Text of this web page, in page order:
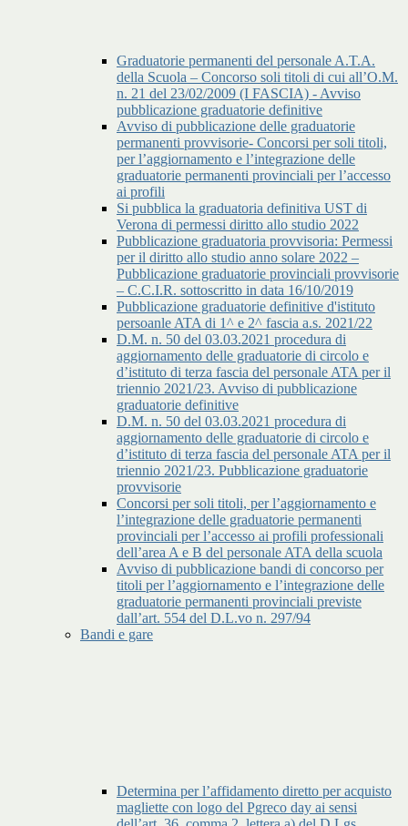
Graduatorie permanenti del personale A.T.A.
della Scuola – Concorso soli titoli di cui all’O.M.
n. 21 del 23/02/2009 (I FASCIA) - Avviso
pubblicazione graduatorie definitive
Avviso di pubblicazione delle graduatorie
permanenti provvisorie- Concorsi per soli titoli,
per l’aggiornamento e l’integrazione delle
graduatorie permanenti provinciali per l’accesso
ai profili
Si pubblica la graduatoria definitiva UST di
Verona di permessi diritto allo studio 2022
Pubblicazione graduatoria provvisoria: Permessi
per il diritto allo studio anno solare 2022 –
Pubblicazione graduatorie provinciali provvisorie
– C.C.I.R. sottoscritto in data 16/10/2019
Pubblicazione graduatorie definitive d'istituto
persoanle ATA di 1^ e 2^ fascia a.s. 2021/22
D.M. n. 50 del 03.03.2021 procedura di
aggiornamento delle graduatorie di circolo e
d’istituto di terza fascia del personale ATA per il
triennio 2021/23. Avviso di pubblicazione
graduatorie definitive
D.M. n. 50 del 03.03.2021 procedura di
aggiornamento delle graduatorie di circolo e
d’istituto di terza fascia del personale ATA per il
triennio 2021/23. Pubblicazione graduatorie
provvisorie
Concorsi per soli titoli, per l’aggiornamento e
l’integrazione delle graduatorie permanenti
provinciali per l’accesso ai profili professionali
dell’area A e B del personale ATA della scuola
Avviso di pubblicazione bandi di concorso per
titoli per l’aggiornamento e l’integrazione delle
graduatorie permanenti provinciali previste
dall’art. 554 del D.L.vo n. 297/94
Bandi e gare
Determina per l’affidamento diretto per acquisto
magliette con logo del Pgreco day ai sensi